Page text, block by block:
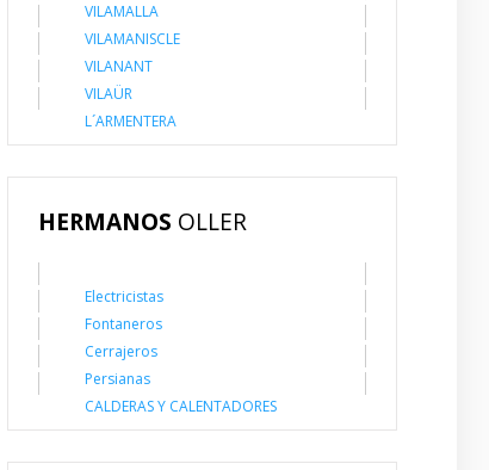
VILAMALLA
VILAMANISCLE
VILANANT
VILAÜR
L´ARMENTERA
HERMANOS OLLER
Electricistas
Fontaneros
Cerrajeros
Persianas
CALDERAS Y CALENTADORES